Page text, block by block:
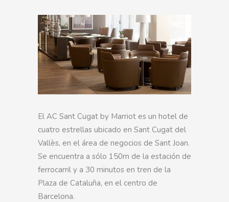
El AC Sant Cugat by Marriot es un hotel de
cuatro estrellas ubicado en Sant Cugat del
Vallès, en el área de negocios de Sant Joan.
Se encuentra a sólo 150m de la estación de
ferrocarril y a 30 minutos en tren de la
Plaza de Cataluña, en el centro de
Barcelona.